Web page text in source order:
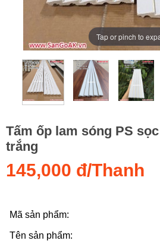
Tap or pinch to
Tấm ốp lam sóng PS
trắng
145,000 đ/Thanh
Mã sản phẩm:
Tên sản phẩm: